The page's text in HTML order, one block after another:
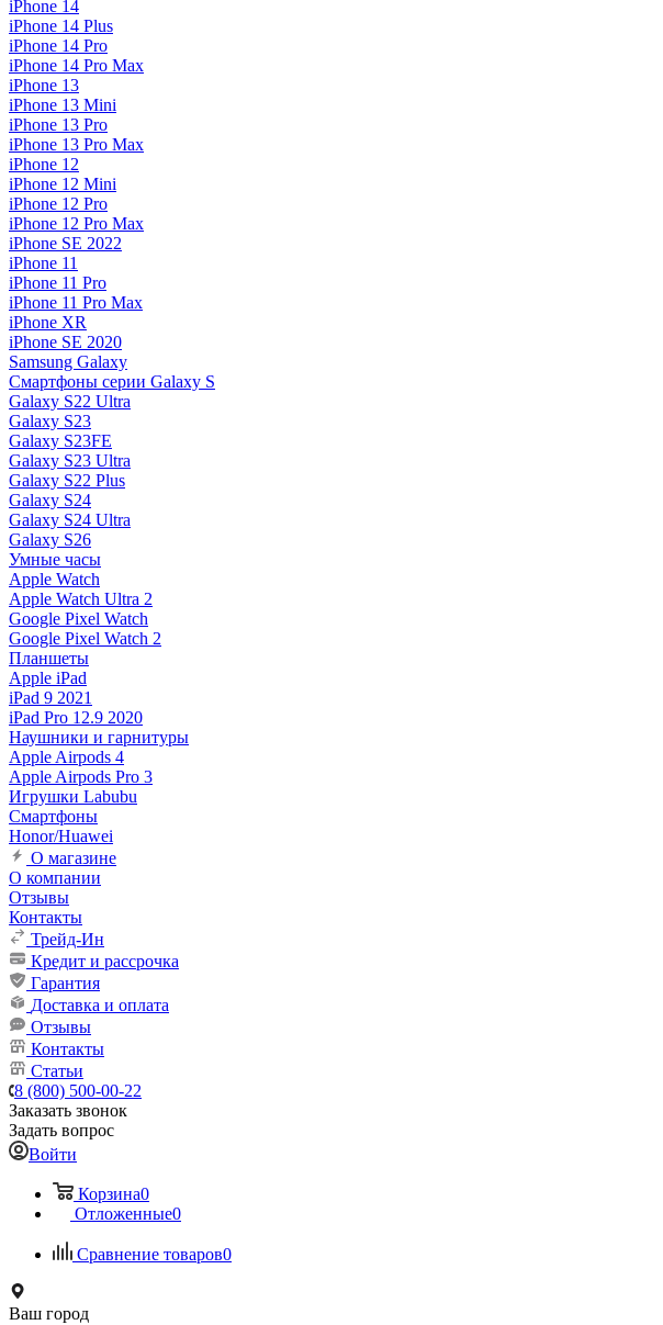
iPhone 14
iPhone 14 Plus
iPhone 14 Pro
iPhone 14 Pro Max
iPhone 13
iPhone 13 Mini
iPhone 13 Pro
iPhone 13 Pro Max
iPhone 12
iPhone 12 Mini
iPhone 12 Pro
iPhone 12 Pro Max
iPhone SE 2022
iPhone 11
iPhone 11 Pro
iPhone 11 Pro Max
iPhone XR
iPhone SE 2020
Samsung Galaxy
Смартфоны серии Galaxy S
Galaxy S22 Ultra
Galaxy S23
Galaxy S23FE
Galaxy S23 Ultra
Galaxy S22 Plus
Galaxy S24
Galaxy S24 Ultra
Galaxy S26
Умные часы
Apple Watch
Apple Watch Ultra 2
Google Pixel Watch
Google Pixel Watch 2
Планшеты
Apple iPad
iPad 9 2021
iPad Pro 12.9 2020
Наушники и гарнитуры
Apple Airpods 4
Apple Airpods Pro 3
Игрушки Labubu
Смартфоны
Honor/Huawei
О магазине
О компании
Отзывы
Контакты
Трейд-Ин
Кредит и рассрочка
Гарантия
Доставка и оплата
Отзывы
Контакты
Статьи
8 (800) 500-00-22
Заказать звонок
Задать вопрос
Войти
Корзина0
Отложенные0
Сравнение товаров0
Ваш город